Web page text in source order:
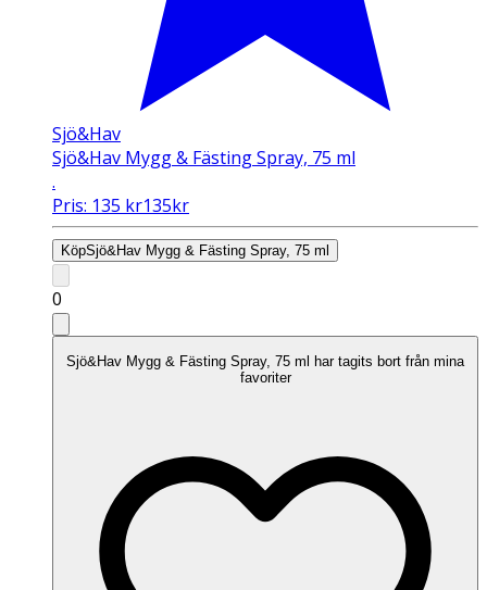
Sjö&Hav
Sjö&Hav Mygg & Fästing Spray, 75 ml
.
Pris: 135 kr135kr
KöpSjö&Hav Mygg & Fästing Spray, 75 ml
0
Sjö&Hav Mygg & Fästing Spray, 75 ml har tagits bort från mina
favoriter